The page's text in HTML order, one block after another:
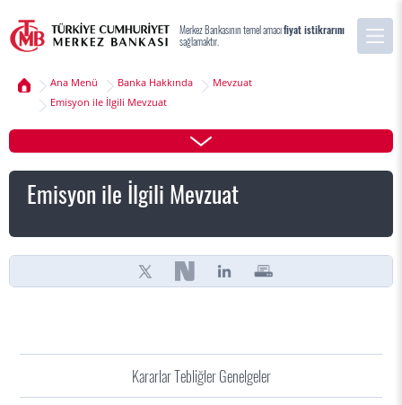
Merkez Bankasının temel amacıfiyat istikrarını
sağlamaktır.
Ana Menü Banka Hakkında
Mevzuat
Emisyon ile İlgili Mevzuat
Emisyon ile İlgili Mevzuat
Kararlar Tebliğler Genelgeler